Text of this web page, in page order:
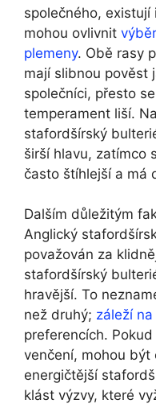
společného, existují
mohou ovlivnit
plemeny. Obě rasy
mají slibnou pověst
společníci, přesto
temperament liší.
stafordšírský
širší hlavu, zatímco
často štíhlejší a má
Dalším důležitým
Anglický
považován za
stafordšírský
hravější. To
než druhý; záleží
preferencích.
venčení, mohou být
energičtější
klást výzvy, které